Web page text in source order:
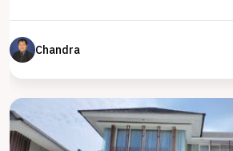
Chandra